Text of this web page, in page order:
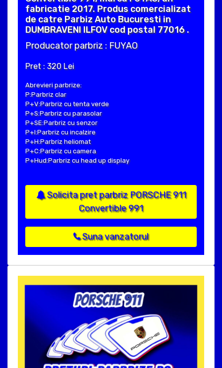
fabricatie 2017. Produs comercializat
de catre Parbiz Auto Bucuresti in
DUMBRAVENI ILFOV cod postal 77016 .
Producator parbriz : FUYAO
Pret : 320 Lei
Abrevieri parbrize:
P:Parbriz clar
P+V:Parbriz cu tenta verde
P+S:Parbriz cu parasolar
P+SE:Parbriz cu senzor
P+I:Parbriz cu incalzire
P+H:Parbriz heliomat
P+C:Parbriz cu camera
P+Hud:Parbriz cu head up display
Solicita pret parbriz PORSCHE 911
Convertible 991
Suna vanzatorul